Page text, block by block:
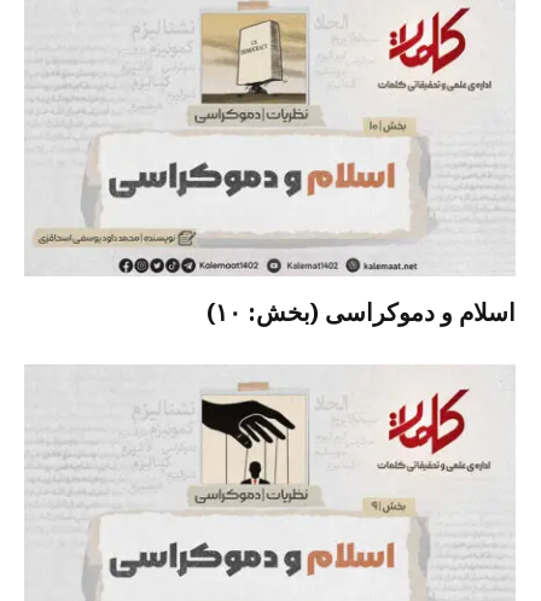
اسلام و دموکراسی (بخش: ۱۰)